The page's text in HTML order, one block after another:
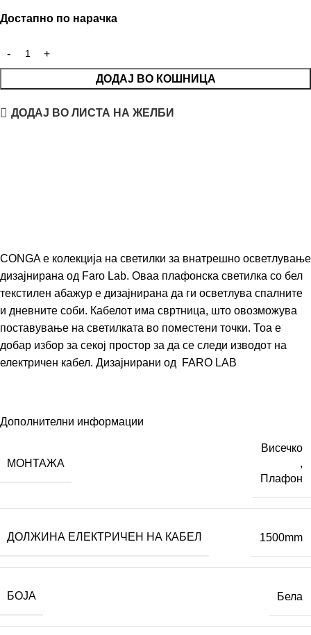
Достапно по нарачка
ДОДАЈ ВО КОШНИЦА
ДОДАЈ ВО ЛИСТА НА ЖЕЛБИ
CONGA е колекција на светилки за внатрешно осветлување
дизајнирана од Faro Lab. Оваа плафонска светилка со бел
текстилен абажур е дизајнирана да ги осветлува спалните
и дневните соби. Кабелот има свртница, што овозможува
поставување на светилката во поместени точки. Тоа е
добар избор за секој простор за да се следи изводот на
електричен кабел. Дизајнирани од
FARO LAB
Дополнителни информации
МОНТАЖА
Висечко
,
Плафон
ДОЛЖИНА ЕЛЕКТРИЧЕН НА КАБЕЛ 1500mm
БОЈА Бела